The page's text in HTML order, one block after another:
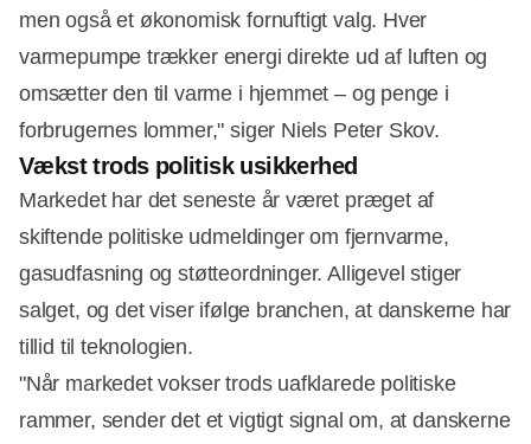
men også et økonomisk fornuftigt valg. Hver
varmepumpe trækker energi direkte ud af luften og
omsætter den til varme i hjemmet – og penge i
forbrugernes lommer," siger Niels Peter Skov.
Vækst trods politisk usikkerhed
Markedet har det seneste år været præget af
skiftende politiske udmeldinger om fjernvarme,
gasudfasning og støtteordninger. Alligevel stiger
salget, og det viser ifølge branchen, at danskerne har
tillid til teknologien.
"Når markedet vokser trods uafklarede politiske
rammer, sender det et vigtigt signal om, at danskerne